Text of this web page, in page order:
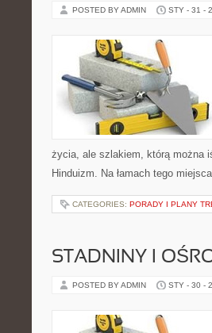
POSTED BY ADMIN STY - 31 -
życia, ale szlakiem, którą można
Hinduizm. Na łamach tego
CATEGORIES: PORADY I PLANY
STADNINY I
POSTED BY ADMIN STY - 30 -